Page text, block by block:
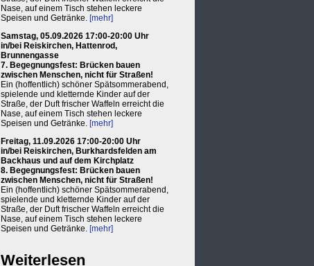
Nase, auf einem Tisch stehen leckere
Speisen und Getränke. [mehr]
Samstag, 05.09.2026 17:00-20:00 Uhr
in/bei Reiskirchen, Hattenrod,
Brunnengasse
7. Begegnungsfest: Brücken bauen
zwischen Menschen, nicht für Straßen!
Ein (hoffentlich) schöner Spätsommerabend,
spielende und kletternde Kinder auf der
Straße, der Duft frischer Waffeln erreicht die
Nase, auf einem Tisch stehen leckere
Speisen und Getränke. [mehr]
Freitag, 11.09.2026 17:00-20:00 Uhr
in/bei Reiskirchen, Burkhardsfelden am
Backhaus und auf dem Kirchplatz
8. Begegnungsfest: Brücken bauen
zwischen Menschen, nicht für Straßen!
Ein (hoffentlich) schöner Spätsommerabend,
spielende und kletternde Kinder auf der
Straße, der Duft frischer Waffeln erreicht die
Nase, auf einem Tisch stehen leckere
Speisen und Getränke. [mehr]
Weiterlesen